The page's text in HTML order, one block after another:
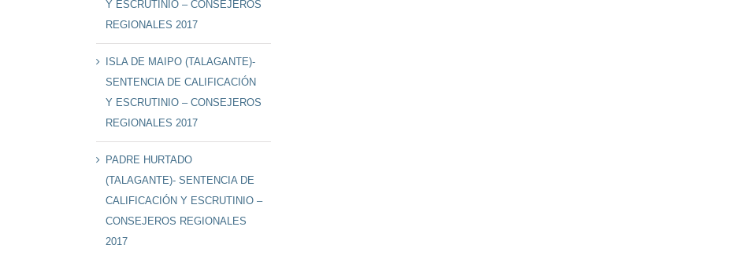
Y ESCRUTINIO – CONSEJEROS
REGIONALES 2017
ISLA DE MAIPO (TALAGANTE)-
SENTENCIA DE CALIFICACIÓN
Y ESCRUTINIO – CONSEJEROS
REGIONALES 2017
PADRE HURTADO
(TALAGANTE)- SENTENCIA DE
CALIFICACIÓN Y ESCRUTINIO –
CONSEJEROS REGIONALES
2017